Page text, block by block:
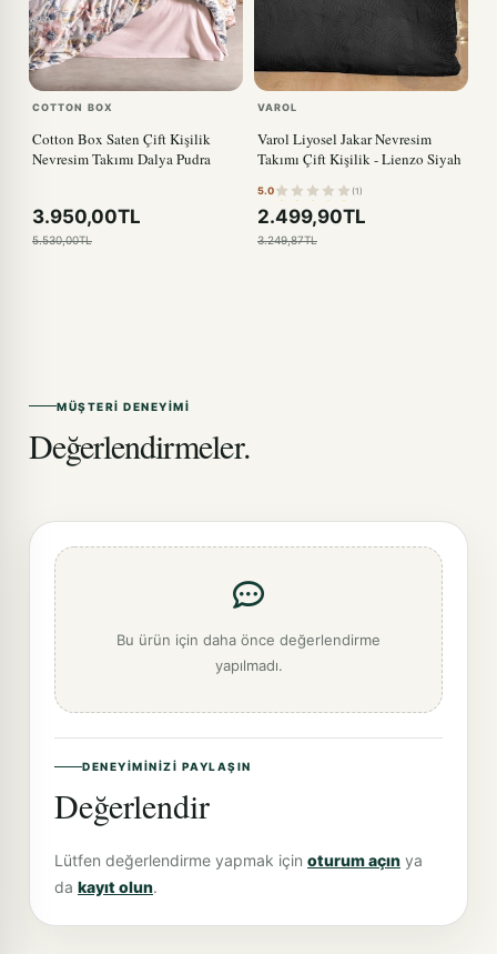
COTTON BOX
Cotton Box Saten Çift Kişilik
Nevresim Takımı Dalya Pudra
3.950,00TL
5.530,00TL
VAROL
Varol Liyosel Jakar Nevresim
Takımı Çift Kişilik - Lienzo Siyah
5.0 (1)
2.499,90TL
3.249,87TL
MÜŞTERI DENEYIMI
Değerlendirmeler.
Bu ürün için daha önce değerlendirme
yapılmadı.
DENEYIMINIZI PAYLAŞIN
Değerlendir
Lütfen değerlendirme yapmak için oturum açın ya
da kayıt olun.